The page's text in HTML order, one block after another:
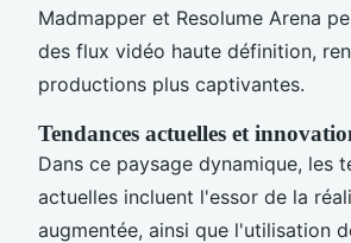
Madmapper et Resolume Arena
des flux vidéo haute définition,
productions plus captivantes.
Tendances actuelles et
Dans ce paysage dynamique, les
actuelles incluent l'essor de la
augmentée, ainsi que l'utilisation